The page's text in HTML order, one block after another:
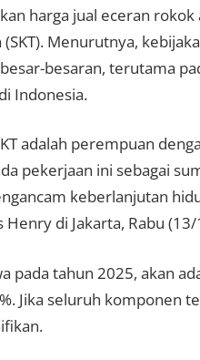
harga jual eceran
Menurutnya,
besaran, terutama
Indonesia.
adalah perempuan
pekerjaan ini sebagai
keberlanjutan
di Jakarta, Rabu (13/
pada tahun 2025, akan
Jika seluruh komponen